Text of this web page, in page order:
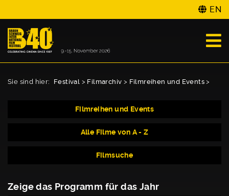
EN
Sie sind hier: Festival > Filmarchiv > Filmreihen und Events >
Filmreihen und Events
Alle Filme von A - Z
Filmsuche
Zeige das Programm für das Jahr